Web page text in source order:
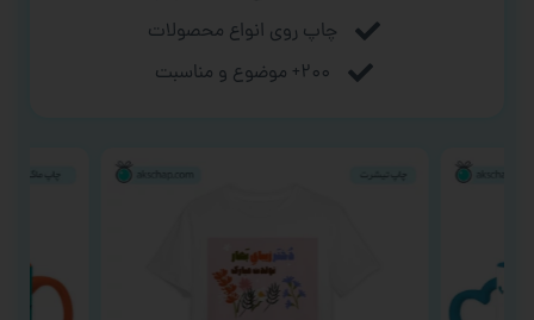
چاپ روی انواع محصولات
۲۰۰+ موضوع و مناسبت